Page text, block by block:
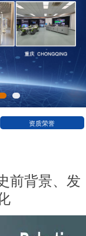
资质荣誉
前背景、发